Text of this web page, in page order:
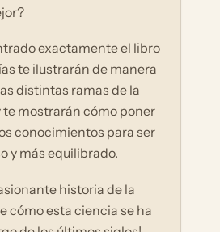
exactamente el libro
te ilustrarán de manera
distintas ramas de la
mostrarán cómo poner
conocimientos para ser
y más equilibrado.
historia de la
cómo esta ciencia se ha